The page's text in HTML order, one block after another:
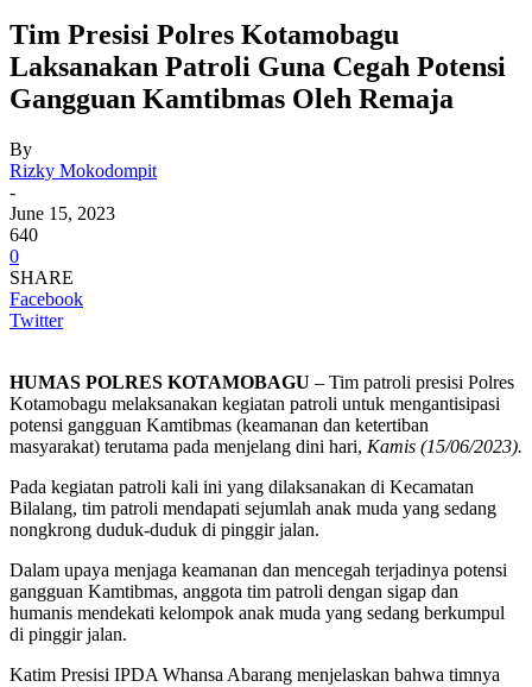
Tim Presisi Polres Kotamobagu
Laksanakan Patroli Guna Cegah Potensi
Gangguan Kamtibmas Oleh Remaja
By
Rizky Mokodompit
-
June 15, 2023
640
0
SHARE
Facebook
Twitter
HUMAS POLRES KOTAMOBAGU – Tim patroli presisi Polres
Kotamobagu melaksanakan kegiatan patroli untuk mengantisipasi
potensi gangguan Kamtibmas (keamanan dan ketertiban
masyarakat) terutama pada menjelang dini hari, Kamis (15/06/2023).
Pada kegiatan patroli kali ini yang dilaksanakan di Kecamatan
Bilalang, tim patroli mendapati sejumlah anak muda yang sedang
nongkrong duduk-duduk di pinggir jalan.
Dalam upaya menjaga keamanan dan mencegah terjadinya potensi
gangguan Kamtibmas, anggota tim patroli dengan sigap dan
humanis mendekati kelompok anak muda yang sedang berkumpul
di pinggir jalan.
Katim Presisi IPDA Whansa Abarang menjelaskan bahwa timnya